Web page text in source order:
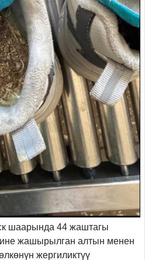
шаарында 44 жаштагы
жашырылган алтын менен
жергиликтүү